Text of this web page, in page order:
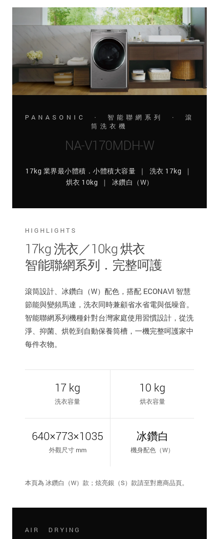
PANASONIC · 智能聯網系列 · 滾
筒洗衣機
NA-V170MDH-W
17kg 業界最小體積．小體積大容量 ｜ 洗衣 17kg ｜
烘衣 10kg ｜ 冰鑽白（W）
HIGHLIGHTS
17kg 洗衣／10kg 烘衣
智能聯網系列．完整呵護
滾筒設計、冰鑽白（W）配色，搭配 ECONAVI 智慧
節能與變頻馬達，洗衣同時兼顧省水省電與低噪音。
智能聯網系列機種針對台灣家庭使用習慣設計，從洗
淨、抑菌、烘乾到自動保養筒槽，一機完整呵護家中
每件衣物。
17 kg
洗衣容量
10 kg
烘衣容量
640×773×1035
外觀尺寸 mm
冰鑽白
機身配色（W）
本頁為 冰鑽白（W）款；炫亮銀（S）款請至對應商品頁。
AIR DRYING